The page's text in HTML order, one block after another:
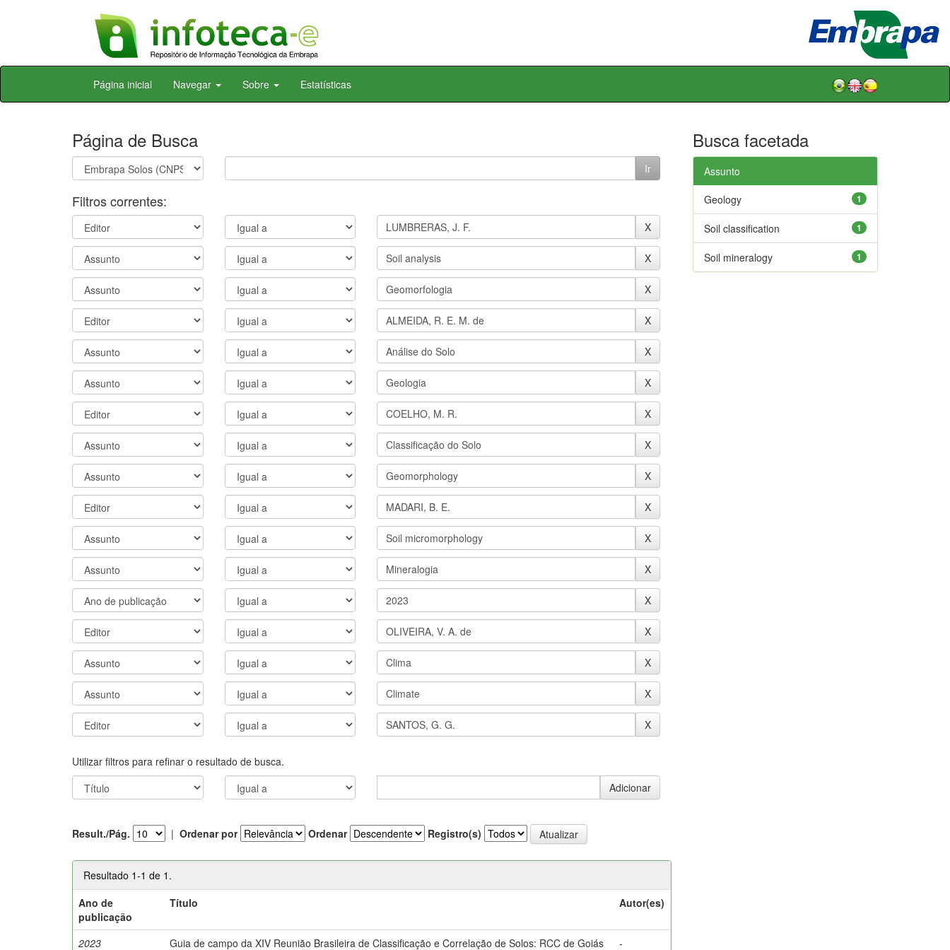
Skip
Página inicial Navegar Sobre Estatísticas
Página de Busca
Filtros correntes:
Utilizar filtros para refinar o resultado de busca.
Result./Pág. | Ordenar por Ordenar Registro(s)
Resultado 1-1 de 1.
Ano de
publicação
Título Autor(es)
2023
Guia de campo da XIV Reunião Brasileira de Classificação e Correlação de Solos: RCC de Goiás
-
Busca facetada
Assunto
1
Geology
1
Soil classification
1
Soil mineralogy